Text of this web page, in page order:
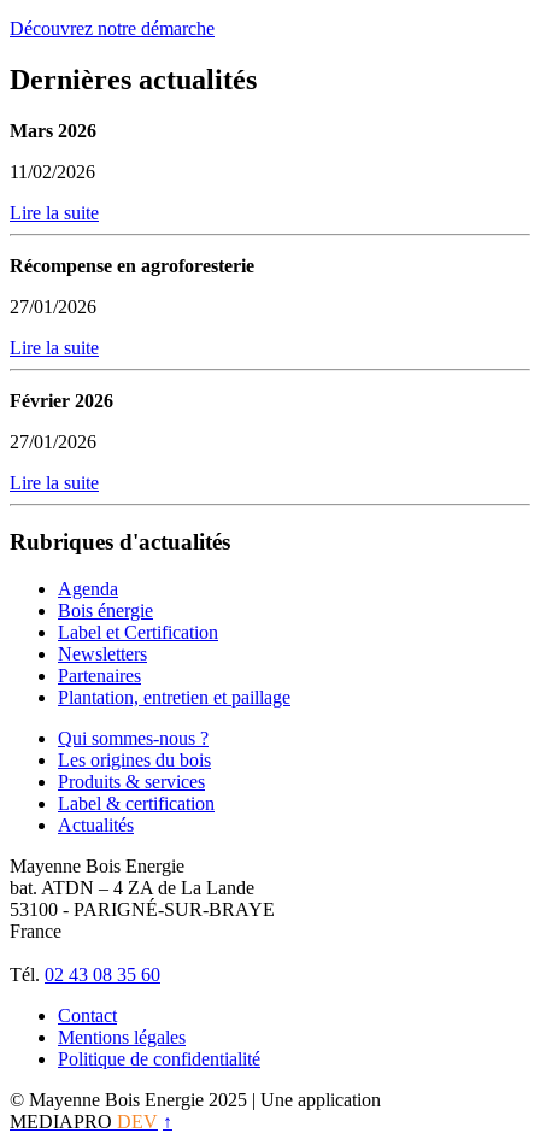
Découvrez notre démarche
Dernières actualités
Mars 2026
11/02/2026
Lire la suite
Récompense en agroforesterie
27/01/2026
Lire la suite
Février 2026
27/01/2026
Lire la suite
Rubriques d'actualités
Agenda
Bois énergie
Label et Certification
Newsletters
Partenaires
Plantation, entretien et paillage
Qui sommes-nous ?
Les origines du bois
Produits & services
Label & certification
Actualités
Mayenne Bois Energie
bat. ATDN – 4 ZA de La Lande
53100 - PARIGNÉ-SUR-BRAYE
France
Tél. 02 43 08 35 60
Contact
Mentions légales
Politique de confidentialité
© Mayenne Bois Energie 2025 | Une application
MEDIAPRO DEV ↑